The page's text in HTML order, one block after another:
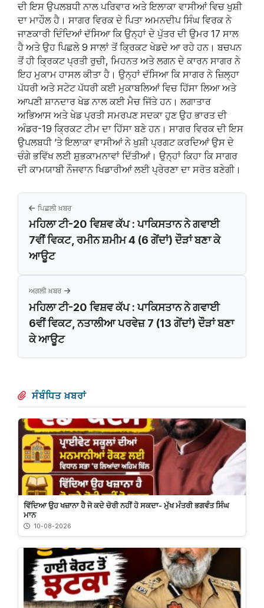
ਦੀ ਇਸ ਉਪਲਬਧੀ ਨਾਲ ਪਰਿਵਾਰ ਅਤੇ ਇਲਾਕਾ ਵਾਸੀਆਂ ਵਿਚ ਖੁਸ਼ੀ
ਦਾ ਮਾਹੌਲ ਹੈ। ਸਾਗਰ ਵਿਰਕ ਦੇ ਪਿਤਾ ਅਮਨਦੀਪ ਸਿੰਘ ਵਿਰਕ ਨੇ
ਜਾਣਕਾਰੀ ਦਿੰਦਿਆਂ ਦੱਸਿਆ ਕਿ ਉਨ੍ਹਾਂ ਦੇ ਪੁੱਤਰ ਦੀ ਉਮਰ 17 ਸਾਲ
ਹੈ ਅਤੇ ਉਹ ਪਿਛਲੇ 9 ਸਾਲਾਂ ਤੋਂ ਕ੍ਰਿਕਟ ਖੇਡਦੇ ਆ ਰਹੇ ਹਨ। ਬਚਪਨ
ਤੋਂ ਹੀ ਕ੍ਰਿਕਟ ਪ੍ਰਤੀ ਰੁਚੀ, ਮਿਹਨਤ ਅਤੇ ਲਗਨ ਦੇ ਕਾਰਨ ਸਾਗਰ ਨੇ
ਇਹ ਮੁਕਾਮ ਹਾਸਲ ਕੀਤਾ ਹੈ। ਉਨ੍ਹਾਂ ਦੱਸਿਆ ਕਿ ਸਾਗਰ ਨੇ ਜ਼ਿਲ੍ਹਾ
ਪੱਧਰੀ ਅਤੇ ਸਟੇਟ ਪੱਧਰੀ ਕਈ ਮੁਕਾਬਲਿਆਂ ਵਿਚ ਹਿੱਸਾ ਲਿਆ ਅਤੇ
ਆਪਣੀ ਸ਼ਾਨਦਾਰ ਖੇਡ ਨਾਲ ਕਈ ਮੈਚ ਜਿੱਤੇ ਹਨ। ਲਗਾਤਾਰ
ਅਭਿਆਸ ਅਤੇ ਖੇਡ ਪ੍ਰਤੀ ਸਮਰਪਣ ਸਦਕਾ ਹੁਣ ਉਹ ਭਾਰਤ ਦੀ
ਅੰਡਰ-19 ਕ੍ਰਿਕਟ ਟੀਮ ਦਾ ਹਿੱਸਾ ਬਣੇ ਹਨ। ਸਾਗਰ ਵਿਰਕ ਦੀ ਇਸ
ਉਪਲਬਧੀ ’ਤੇ ਇਲਾਕਾ ਵਾਸੀਆਂ ਨੇ ਖੁਸ਼ੀ ਪ੍ਰਗਟ ਕਰਦਿਆਂ ਉਸ ਦੇ
ਚੰਗੇ ਭਵਿੱਖ ਲਈ ਸ਼ੁਭਕਾਮਨਾਵਾਂ ਦਿੱਤੀਆਂ। ਉਨ੍ਹਾਂ ਕਿਹਾ ਕਿ ਸਾਗਰ
ਦੀ ਕਾਮਯਾਬੀ ਨੌਜਵਾਨ ਖਿਡਾਰੀਆਂ ਲਈ ਪ੍ਰੇਰਣਾ ਦਾ ਸਰੋਤ ਬਣੇਗੀ।
ਪਿਛਲੀ ਖ਼ਬਰ
ਮਹਿਲਾ ਟੀ-20 ਵਿਸ਼ਵ ਕੱਪ : ਪਾਕਿਸਤਾਨ ਨੇ ਗਵਾਈ
7ਵੀਂ ਵਿਕਟ, ਰਮੀਨ ਸ਼ਮੀਮ 4 (6 ਗੇਂਦਾਂ) ਦੌੜਾਂ ਬਣਾ ਕੇ
ਆਊਟ
ਅਗਲੀ ਖ਼ਬਰ
ਮਹਿਲਾ ਟੀ-20 ਵਿਸ਼ਵ ਕੱਪ : ਪਾਕਿਸਤਾਨ ਨੇ ਗਵਾਈ
6ਵੀਂ ਵਿਕਟ, ਨਤਾਲੀਆ ਪਰਵੇਜ਼ 7 (13 ਗੇਂਦਾਂ) ਦੌੜਾਂ ਬਣਾ
ਕੇ ਆਊਟ
ਸੰਬੰਧਿਤ ਖ਼ਬਰਾਂ
ਵਿੱਦਿਆ ਉਹ ਖਜ਼ਾਨਾ ਹੈ ਜੋ ਕਦੇ ਚੋਰੀ ਨਹੀਂ ਹੋ ਸਕਦਾ- ਮੁੱਖ ਮੰਤਰੀ ਭਗਵੰਤ ਸਿੰਘ
ਮਾਨ
10-08-2026